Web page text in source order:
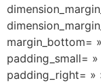
margin_bottom=
padding_small=
padding_right= »